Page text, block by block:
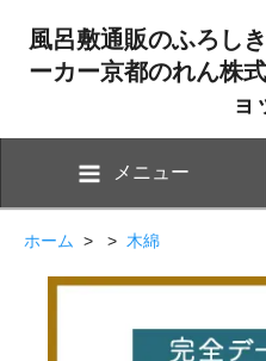
風呂敷通販のふろし
ーカー京都のれん株
ョ
メニュー
ホーム > > 木綿